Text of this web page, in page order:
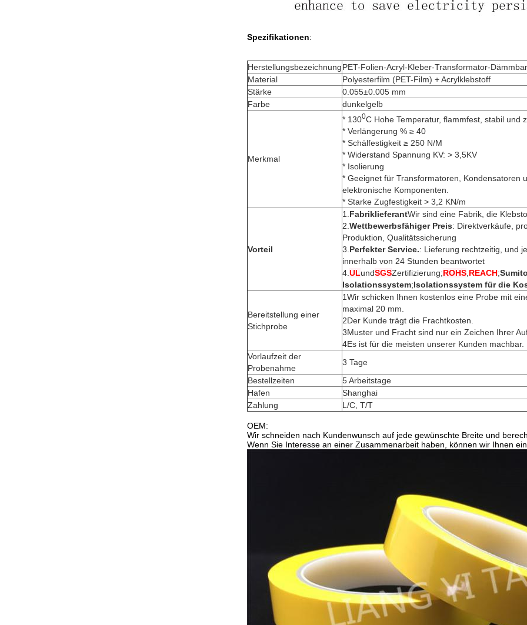
Spezifikationen:
HerstellungsbezeichnungPET-Folien-Acryl-Kleber-Transformator-
Material
Polyesterfilm (PET-Film) + Acrylklebstoff
Stärke
0.055±0.005 mm
Farbe
dunkelgelb
Merkmal
* 1300C Hohe Temperatur, flammfest, stabil und
* Verlängerung % ≥ 40
* Schälfestigkeit ≥ 250 N/M
* Widerstand Spannung KV: > 3,5KV
* Isolierung
* Geeignet für Transformatoren, Kondensatoren
elektronische Komponenten.
* Starke Zugfestigkeit > 3,2 KN/m
Vorteil
1. FabriklieferantWir sind eine Fabrik, die
2. Wettbewerbsfähiger Preis: Direktverkäufe,
Produktion, Qualitätssicherung
3. Perfekter Service.: Lieferung rechtzeitig, und
innerhalb von 24 Stunden beantwortet
4. ULundSGSZertifizierung;ROHS REACH;
Isolationssystem;Isolationssystem für die
Bereitstellung einer
Stichprobe
1Wir schicken Ihnen kostenlos eine Probe mit
maximal 20 mm.
2Der Kunde trägt die Frachtkosten.
3Muster und Fracht sind nur ein Zeichen Ihrer
4Es ist für die meisten unserer Kunden machbar.
Vorlaufzeit der
Probenahme
3 Tage
Bestellzeiten
5 Arbeitstage
Hafen
Shanghai
Zahlung
L/C, T/T
OEM:
Wir schneiden nach Kundenwunsch auf jede gewünschte Breite und
Wenn Sie Interesse an einer Zusammenarbeit haben, können wir Ihnen